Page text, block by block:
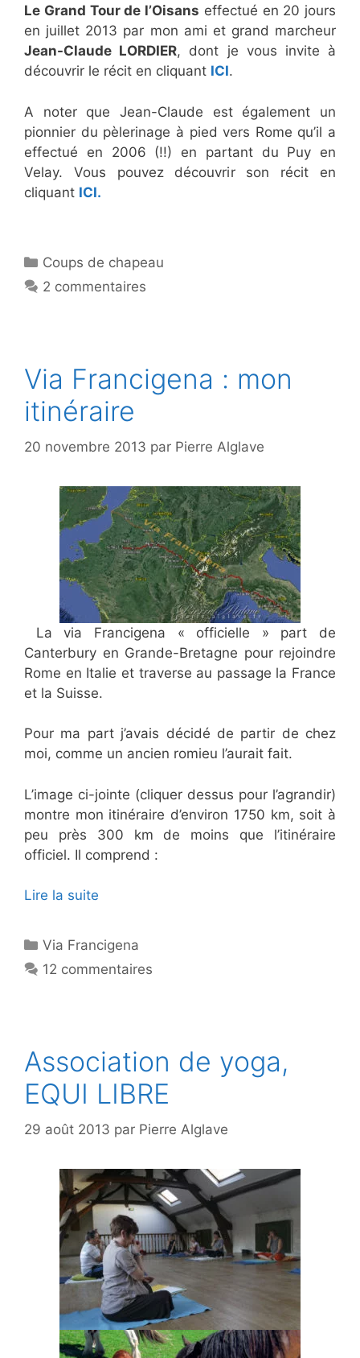
Le Grand Tour de l’Oisans effectué en 20 jours
en juillet 2013 par mon ami et grand marcheur
Jean-Claude LORDIER, dont je vous invite à
découvrir le récit en cliquant ICI.
A noter que Jean-Claude est également un
pionnier du pèlerinage à pied vers Rome qu’il a
effectué en 2006 (!!) en partant du Puy en
Velay. Vous pouvez découvrir son récit en
cliquant ICI.
Catégories
Coups de chapeau
2 commentaires
Via Francigena : mon
itinéraire
20 novembre 2013 par Pierre Alglave
La via Francigena « officielle » part de
Canterbury en Grande-Bretagne pour rejoindre
Rome en Italie et traverse au passage la France
et la Suisse.
Pour ma part j’avais décidé de partir de chez
moi, comme un ancien romieu l’aurait fait.
L’image ci-jointe (cliquer dessus pour l’agrandir)
montre mon itinéraire d’environ 1750 km, soit à
peu près 300 km de moins que l’itinéraire
officiel. Il comprend :
Lire la suite
Catégories
Via Francigena
12 commentaires
Association de yoga,
EQUI LIBRE
29 août 2013 par Pierre Alglave